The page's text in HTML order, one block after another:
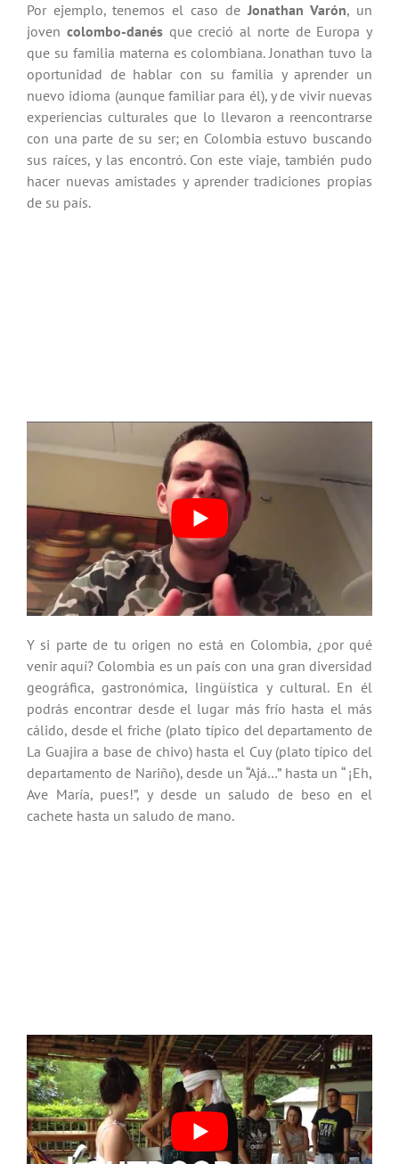
Por ejemplo, tenemos el caso deJonathan Varón, un
joven colombo-danésque creció al norte de Europa y
que su familia materna es colombiana. Jonathan tuvo la
oportunidad de hablar con su familia y aprender un
nuevo idioma (aunque familiar para él), y de vivir nuevas
experiencias culturales que lo llevaron a reencontrarse
con una parte de su ser; en Colombia estuvo buscando
sus raíces, y las encontró. Con este viaje, también pudo
hacer nuevas amistades y aprender tradiciones propias
de su país.
Y si parte de tu origen no está en Colombia, ¿por qué
venir aquí? Colombia es un país con una gran diversidad
geográfica, gastronómica, lingüística y cultural. En él
podrás encontrar desde el lugar más frío hasta el más
cálido, desde el friche (plato típico del departamento de
La Guajira a base de chivo) hasta el Cuy (plato típico del
departamento de Nariño), desde un “Ajá…” hasta un “ ¡Eh,
Ave María, pues!”, y desde un saludo de beso en el
cachete hasta un saludo de mano.